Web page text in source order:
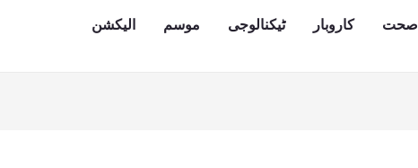
صحت کاروبار ٹیکنالوجی موسم
الیکشن